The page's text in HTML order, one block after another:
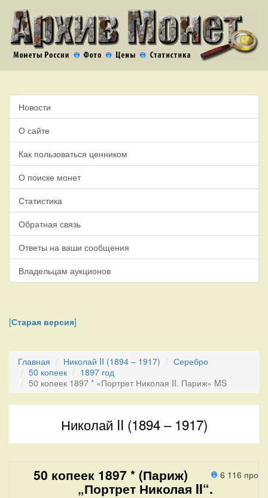
Новости
О сайте
Как пользоваться ценником
О поиске монет
Статистика
Обратная связь
Ответы на ваши сообщения
Владельцам аукционов
[Старая версия]
Главная Николай II (1894 – 1917)
Серебро
50 копеек
1897 год
50 копеек 1897 * «Портрет Николая II. Париж» MS
Николай II (1894 – 1917)
6 116
50 копеек 1897 * (Париж)
„Портрет Николая II“.